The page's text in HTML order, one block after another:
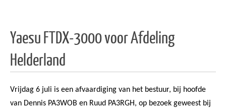
Yaesu FTDX-3000 voor Afdeling
Helderland
Vrijdag 6 juli is een afvaardiging van het bestuur, bij hoofde
van Dennis PA3WOB en Ruud PA3RGH, op bezoek geweest bij